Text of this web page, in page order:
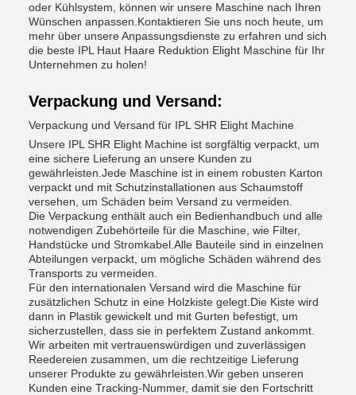
oder Kühlsystem, können wir unsere Maschine nach Ihren
Wünschen anpassen.Kontaktieren Sie uns noch heute, um
mehr über unsere Anpassungsdienste zu erfahren und sich
die beste IPL Haut Haare Reduktion Elight Maschine für Ihr
Unternehmen zu holen!
Verpackung und Versand:
Verpackung und Versand für IPL SHR Elight Machine
Unsere IPL SHR Elight Machine ist sorgfältig verpackt, um
eine sichere Lieferung an unsere Kunden zu
gewährleisten.Jede Maschine ist in einem robusten Karton
verpackt und mit Schutzinstallationen aus Schaumstoff
versehen, um Schäden beim Versand zu vermeiden.
Die Verpackung enthält auch ein Bedienhandbuch und alle
notwendigen Zubehörteile für die Maschine, wie Filter,
Handstücke und Stromkabel.Alle Bauteile sind in einzelnen
Abteilungen verpackt, um mögliche Schäden während des
Transports zu vermeiden.
Für den internationalen Versand wird die Maschine für
zusätzlichen Schutz in eine Holzkiste gelegt.Die Kiste wird
dann in Plastik gewickelt und mit Gurten befestigt, um
sicherzustellen, dass sie in perfektem Zustand ankommt.
Wir arbeiten mit vertrauenswürdigen und zuverlässigen
Reedereien zusammen, um die rechtzeitige Lieferung
unserer Produkte zu gewährleisten.Wir geben unseren
Kunden eine Tracking-Nummer, damit sie den Fortschritt